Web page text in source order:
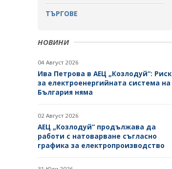
ТЪРГОВЕ
НОВИНИ
04 Август 2026
Ива Петрова в АЕЦ „Козлодуй“: Риск
за електроенергийната система на
България няма
02 Август 2026
АЕЦ „Козлодуй“ продължава да
работи с натоварване съгласно
графика за електропроизводство